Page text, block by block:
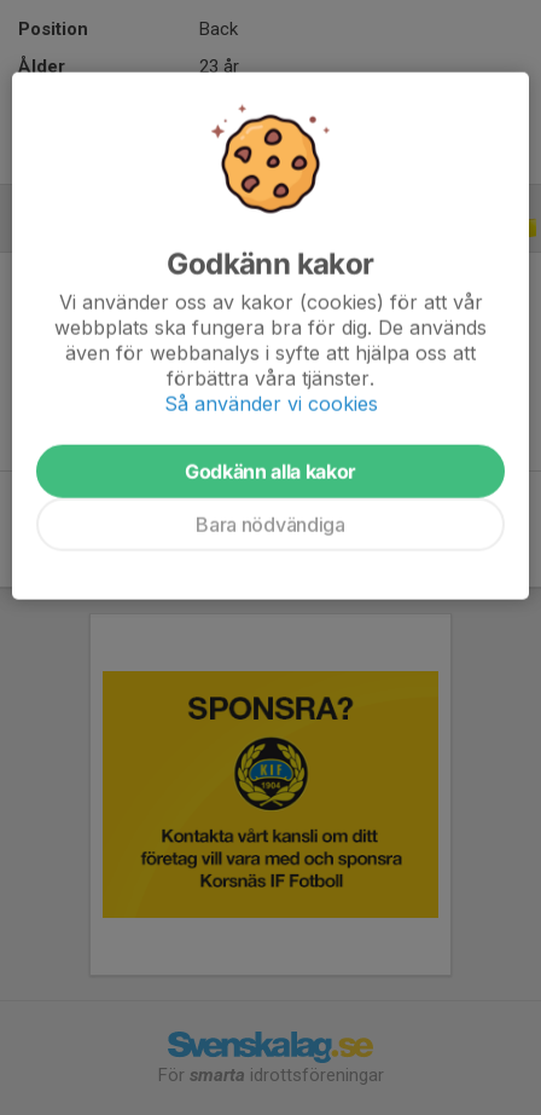
Position
Back
Ålder
23 år
Ingen statistik finns för detta år
För smarta idrottsföreningar
Godkänn kakor
Vi använder oss av kakor (cookies) för att vår
webbplats ska fungera bra för dig. De används
även för webbanalys i syfte att hjälpa oss att
förbättra våra tjänster.
Så använder vi cookies
Godkänn alla kakor
Bara nödvändiga